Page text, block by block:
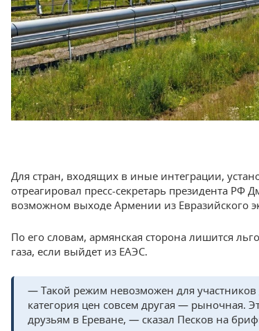
Для стран, входящих в иные интеграции,
отреагировал пресс-секретарь президента РФ
возможном выходе Армении из Евразийского
По его словам, армянская сторона лишится
газа, если выйдет из ЕАЭС.
— Такой режим невозможен для участников
категория цен совсем другая — рыночная.
друзьям в Ереване, — сказал Песков на